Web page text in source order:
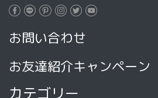
お問い合わせ
お友達紹介キャンペーン
カテゴリー